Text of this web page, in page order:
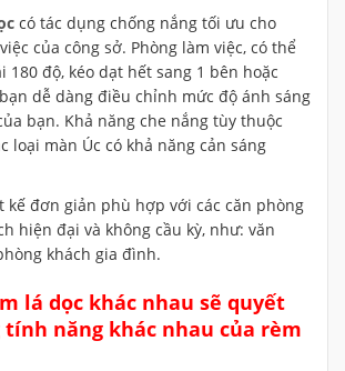
có tác dụng chống nắng tối ưu cho
của công sở. Phòng làm việc, có thể
180 độ, kéo dạt hết sang 1 bên hoặc
dễ dàng điều chỉnh mức độ ánh sáng
bạn. Khả năng che nắng tùy thuộc
loại màn Úc có khả năng cản sáng
kế đơn giản phù hợp với các căn phòng
hiện đại và không cầu kỳ, như: văn
khách gia đình.
lá dọc khác nhau sẽ quyết
năng khác nhau của rèm